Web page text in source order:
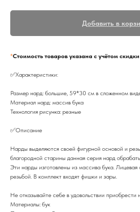
Добавить в
*Стоимость товаров указана с учётом
✅Характеристики:
Размер нард: большие, 59*30 см в сложенном
Материал нард: массив бука
Технология рисунка: резные
✅Описание
Нарды выделяются своей фигурной основой и
благородной старины данная серия нард
Эти нарды изготовлены из массива бука.
резьбой. В комплект входят фишки и зары.
Не отказывайте себе в удовольствии
Материалы: бук